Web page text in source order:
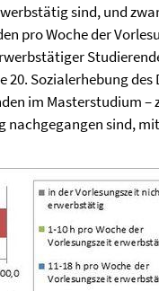
sind, und
pro Woche der
Sozialerhebung
im Masterstudium
sind,